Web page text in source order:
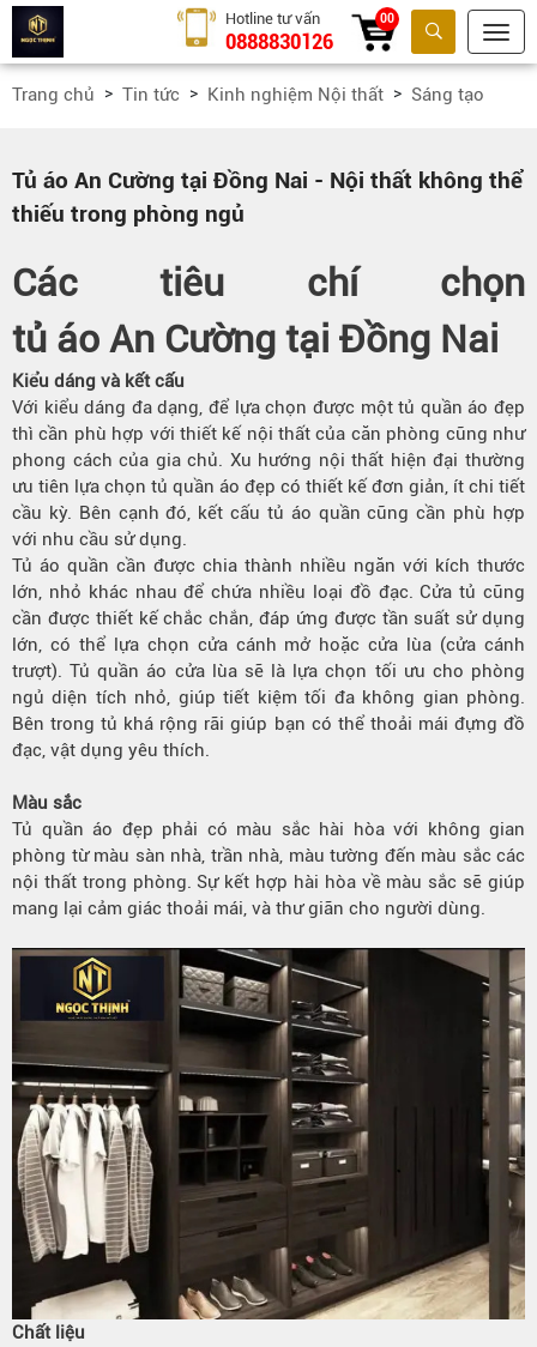
Tìm kiếm
Hotline tư vấn
0888830126
00
Trang chủ Tin tức Kinh nghiệm Nội thất Sáng tạo
Tủ áo An Cường tại Đồng Nai - Nội thất không thể
thiếu trong phòng ngủ
Các tiêu chí chọn
tủ áo An Cường tại Đồng Nai
Kiểu dáng và kết cấu
Với kiểu dáng đa dạng, để lựa chọn được một tủ quần áo đẹp
thì cần phù hợp với thiết kế nội thất của căn phòng cũng như
phong cách của gia chủ. Xu hướng nội thất hiện đại thường
ưu tiên lựa chọn tủ quần áo đẹp có thiết kế đơn giản, ít chi tiết
cầu kỳ. Bên cạnh đó, kết cấu tủ áo quần cũng cần phù hợp
với nhu cầu sử dụng.
Tủ áo quần cần được chia thành nhiều ngăn với kích thước
lớn, nhỏ khác nhau để chứa nhiều loại đồ đạc. Cửa tủ cũng
cần được thiết kế chắc chắn, đáp ứng được tần suất sử dụng
lớn, có thể lựa chọn cửa cánh mở hoặc cửa lùa (cửa cánh
trượt). Tủ quần áo cửa lùa sẽ là lựa chọn tối ưu cho phòng
ngủ diện tích nhỏ, giúp tiết kiệm tối đa không gian phòng.
Bên trong tủ khá rộng rãi giúp bạn có thể thoải mái đựng đồ
đạc, vật dụng yêu thích.
Màu sắc
Tủ quần áo đẹp phải có màu sắc hài hòa với không gian
phòng từ màu sàn nhà, trần nhà, màu tường đến màu sắc các
nội thất trong phòng. Sự kết hợp hài hòa về màu sắc sẽ giúp
mang lại cảm giác thoải mái, và thư giãn cho người dùng.
Chất liệu